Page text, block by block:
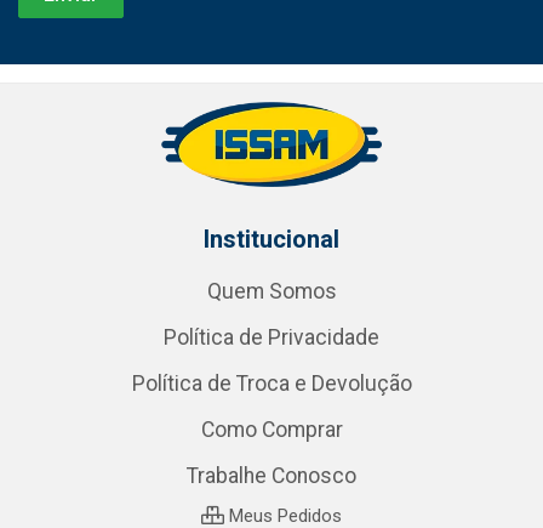
Institucional
Quem Somos
Política de Privacidade
Política de Troca e Devolução
Como Comprar
Trabalhe Conosco
Meus Pedidos